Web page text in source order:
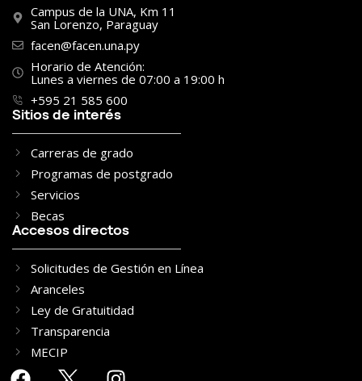
Campus de la UNA, Km 11
San Lorenzo, Paraguay
facen@facen.una.py
Horario de Atención:
Lunes a viernes de 07:00 a 19:00 h
+595 21 585 600
Sitios de interés
Carreras de grado
Programas de postgrado
Servicios
Becas
Accesos directos
Solicitudes de Gestión en Línea
Aranceles
Ley de Gratuitidad
Transparencia
MECIP